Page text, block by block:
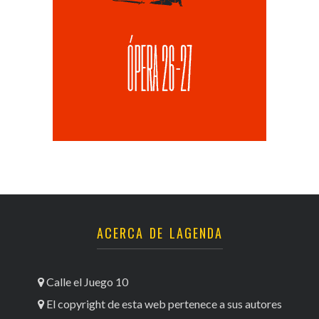
ACERCA DE LAGENDA
Calle el Juego 10
El copyright de esta web pertenece a sus autores